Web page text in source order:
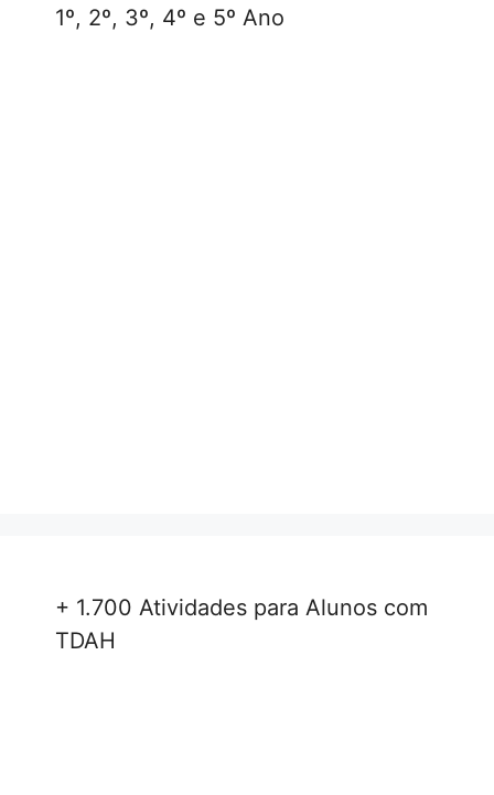
1º, 2º, 3º, 4º e 5º Ano
+ 1.700 Atividades para Alunos com
TDAH